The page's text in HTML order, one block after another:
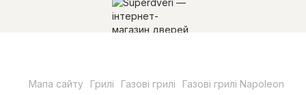
Мапа сайту Грилі Газові грилі Газові грилі Napoleon